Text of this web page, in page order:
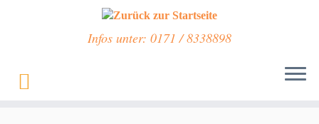
Infos unter: 0171 / 8338898